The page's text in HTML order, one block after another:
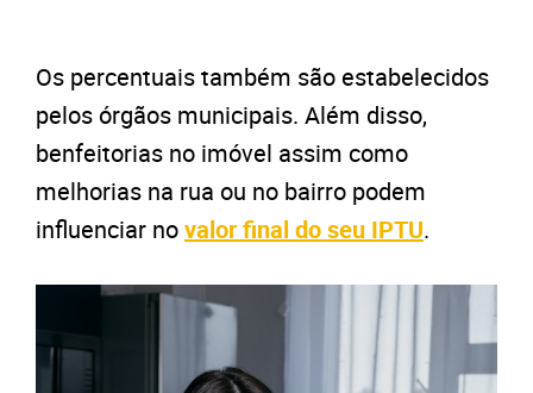
Os percentuais também são estabelecidos
pelos órgãos municipais. Além disso,
benfeitorias no imóvel assim como
melhorias na rua ou no bairro podem
influenciar novalor final do seu IPTU.